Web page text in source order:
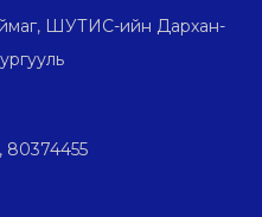
ШУТИС-ийн Дархан-
80374455